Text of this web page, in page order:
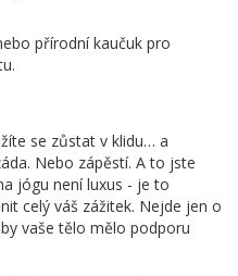
přírodní kaučuk pro
se zůstat v klidu… a
Nebo zápěstí. A to jste
jógu není luxus - je to
celý váš zážitek. Nejde jen o
vaše tělo mělo podporu